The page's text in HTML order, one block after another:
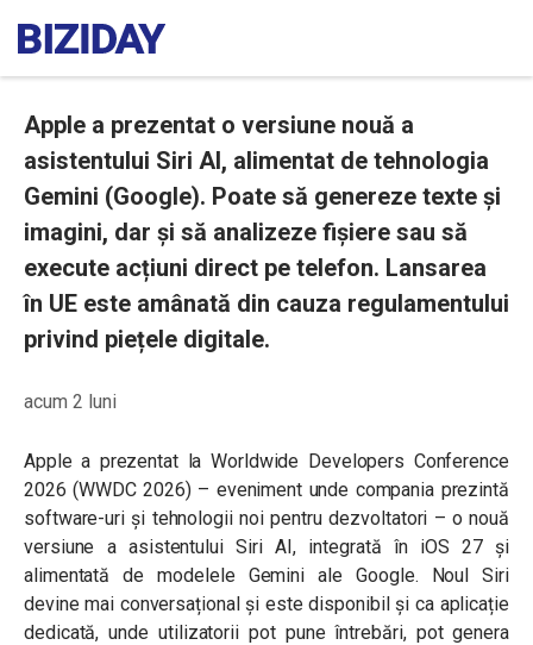
Apple a prezentat o versiune nouă a
asistentului Siri AI, alimentat de tehnologia
Gemini (Google). Poate să genereze texte și
imagini, dar și să analizeze fișiere sau să
execute acțiuni direct pe telefon. Lansarea
în UE este amânată din cauza regulamentului
privind piețele digitale.
acum 2 luni
Apple a prezentat la Worldwide Developers Conference
2026 (WWDC 2026) – eveniment unde compania prezintă
software-uri și tehnologii noi pentru dezvoltatori – o nouă
versiune a asistentului Siri AI, integrată în iOS 27 și
alimentată de modelele Gemini ale Google. Noul Siri
devine mai conversațional și este disponibil și ca aplicație
dedicată, unde utilizatorii pot pune întrebări, pot genera